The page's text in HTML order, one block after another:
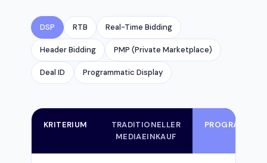
DSP RTB Real-Time Bidding
Header Bidding PMP (Private Marketplace)
Deal ID Programmatic Display
KRITERIUM
TRADITIONELLER
MEDIAEINKAUF